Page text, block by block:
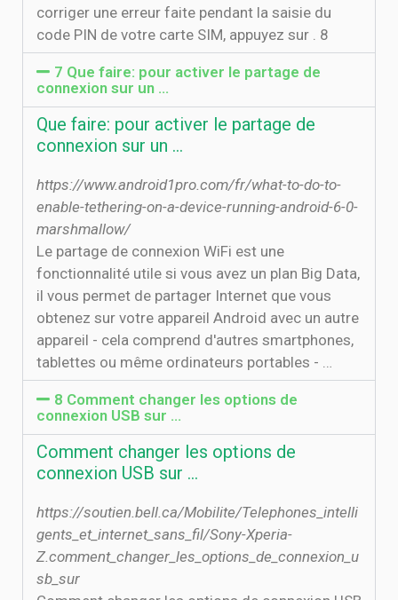
corriger une erreur faite pendant la saisie du
code PIN de votre carte SIM, appuyez sur . 8
7 Que faire: pour activer le partage de
connexion sur un ...
Que faire: pour activer le partage de
connexion sur un ...
https://www.android1pro.com/fr/what-to-do-to-
enable-tethering-on-a-device-running-android-6-0-
marshmallow/
Le partage de connexion WiFi est une
fonctionnalité utile si vous avez un plan Big Data,
il vous permet de partager Internet que vous
obtenez sur votre appareil Android avec un autre
appareil - cela comprend d'autres smartphones,
tablettes ou même ordinateurs portables - …
8 Comment changer les options de
connexion USB sur …
Comment changer les options de
connexion USB sur …
https://soutien.bell.ca/Mobilite/Telephones_intelli
gents_et_internet_sans_fil/Sony-Xperia-
Z.comment_changer_les_options_de_connexion_u
sb_sur